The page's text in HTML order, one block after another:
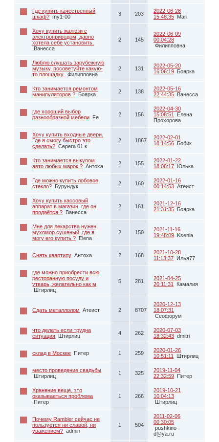
Где купить качественный
шкаф? my1-00 3 203
2022-06-28
15:48:35 Mari
Хочу купить жалюзи с
электроприводом, давно
хотела себе установить.
Ванесса
2 145
2022-06-09
00:04:28
Филипповна
Люблю слушать зарубежную
музыку, посоветуйте какую-
то площадку.
Филипповна
2 131
2022-05-20
16:06:19 Боярка
Кто занимается ремонтом
манипуляторов ? Боярка 2 138
2022-05-16
22:44:35 Ванесса
где хороший выбор
разнообразной мебели Fe 2 156
2022-04-30
15:08:51
Елена
Прохорова
Хочу купить входные двери.
Где я смогу быстро это
сделать? Серега 01 к
2 1867
2022-02-01
18:14:56 Бобик
Кто занимается выкупом
авто любых марок ? Антоха 2 155
2022-01-22
18:08:17 Юлька
Где можно купить лобовое
стекло? Бурундук 2 160
2022-01-16
00:14:53 Атеист
Хочу купить кассовый
аппарат в магазин, где он
продаётся ? Ванесса
2 161
2021-12-16
21:31:35 Боярка
Мне для лекарства нужен
мухомор сушеный, где я
могу его купить ? Elena
2 150
2021-11-16
19:48:09 Ksenia
Снять квартиру Антоха 2 168
2021-10-28
11:13:37 Илья77
где можно приобрести всю
ресторанную посуду и
утварь, желательно как м
Штирлиц
5 281
2021-04-25
20:11:31
Камалия
Сдать металлолом Атеист 2 8707
2020-12-13
18:07:31
Сеофорум
что делать если трудна
ситуация Штирлиц 4 262
2020-07-03
18:32:43 dmitri
склад в Москве Питер 1 259
2020-01-26
10:51:11
Штирлиц
место проведение свадьбы
Штирлиц
1 325
2019-11-04
22:32:59 Питер
Хранение веще, это
оказываеться проблема
Питер
1 266
2019-10-21
10:04:13
Штирлиц
Почему Rambler сейчас не
пользуется ни славой, ни
уважением? admin
1 504
2011-02-06
00:30:05
pushkino-
d@ya.ru